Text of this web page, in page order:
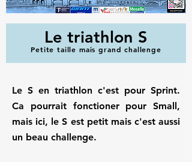
Le triathlon S
Petite taille mais grand challenge
Le S en triathlon c'est pour Sprint.
Ca pourrait fonctioner pour Small,
mais ici, le S est petit mais c'est aussi
un beau challenge.